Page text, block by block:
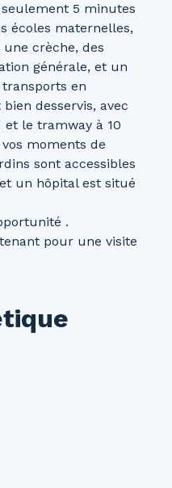
5 minutes
écoles maternelles,
crèche, des
générale, et un
en
desservis, avec
le tramway à 10
moments de
sont accessibles
un hôpital est situé
.
pour une visite